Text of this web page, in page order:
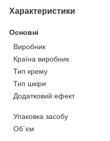
Характеристики
Основні
Виробник
Країна виробник
Тип крему
Тип шкіри
Додатковий ефект
Упаковка засобу
Об`єм